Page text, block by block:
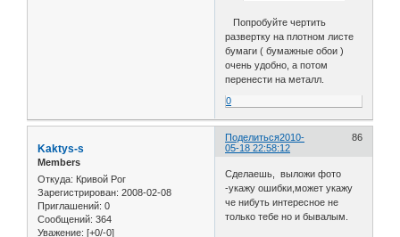
Попробуйте чертить
развертку на плотном листе
бумаги ( бумажные обои )
очень удобно, а потом
перенести на металл.
0
Поделиться 86
2010-
05-18 22:58:12
Kaktys-s
Members
Откуда: Кривой Рог
Зарегистрирован: 2008-02-08
Приглашений: 0
Сообщений: 364
Уважение: [+0/-0]
Сделаешь, выложи фото
-укажу ошибки,может укажу
че нибуть интересное не
только тебе но и бывалым.